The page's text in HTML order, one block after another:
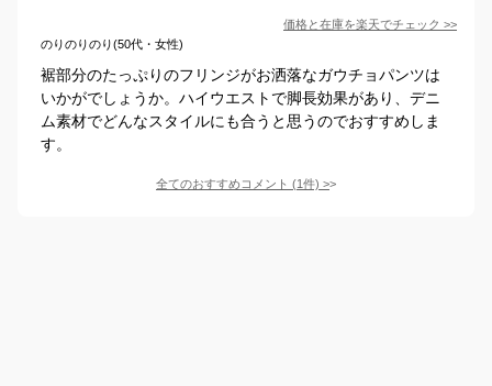
価格と在庫を楽天でチェック >>
のりのりのり(50代・女性)
裾部分のたっぷりのフリンジがお洒落なガウチョパンツは
いかがでしょうか。ハイウエストで脚長効果があり、デニ
ム素材でどんなスタイルにも合うと思うのでおすすめしま
す。
全てのおすすめコメント (1件) >